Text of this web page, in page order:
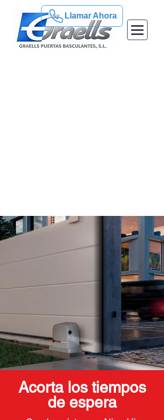
Llamar Ahora
Acorta los tiempos
de espera